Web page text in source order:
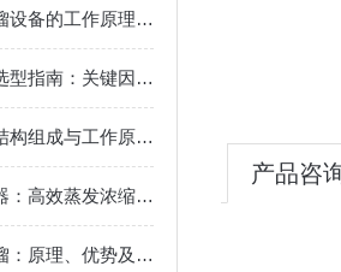
短程（分子）蒸馏设备的工作原理及应用
密闭加热循环器选型指南：关键因素与考量
短程蒸馏装置的结构组成与工作原理
刮板式薄膜蒸发器：高效蒸发浓缩设备的深度解析
揭秘短程分子蒸馏：原理、优势及未来发展趋势
产品咨